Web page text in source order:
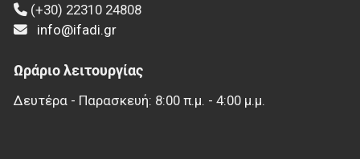
(+30) 22310 24808
info@ifadi.gr
Ωράριο λειτουργίας
Δευτέρα - Παρασκευή: 8:00 π.μ. - 4:00 μ.μ.